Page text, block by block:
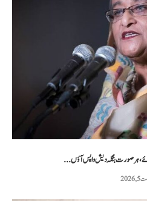
ہر صورت بنگلہ دیش واپس آؤں...
2026